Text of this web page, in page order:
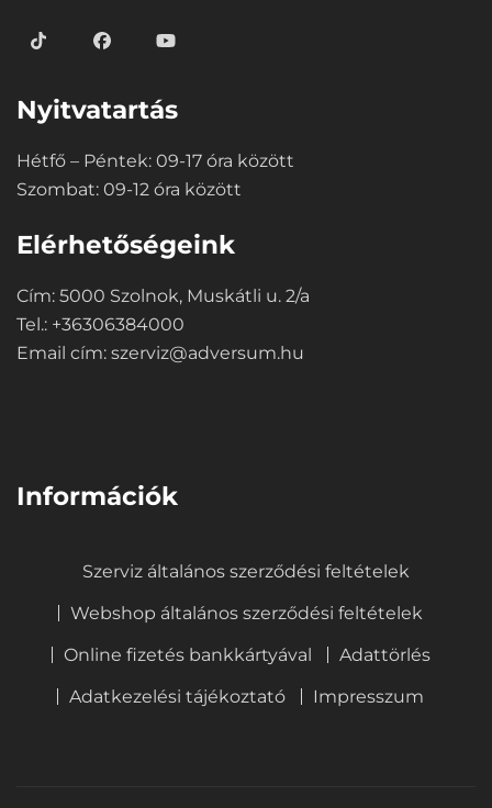
Nyitvatartás
Hétfő – Péntek: 09-17 óra között
Szombat: 09-12 óra között
Elérhetőségeink
Cím: 5000 Szolnok, Muskátli u. 2/a
Tel.: +36306384000
Email cím: szerviz@adversum.hu
Információk
Szerviz általános szerződési feltételek
Webshop általános szerződési feltételek
Online fizetés bankkártyával
Adattörlés
Adatkezelési tájékoztató
Impresszum